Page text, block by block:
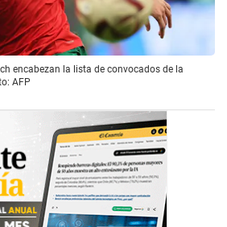
encabezan la lista de convocados de la
AFP